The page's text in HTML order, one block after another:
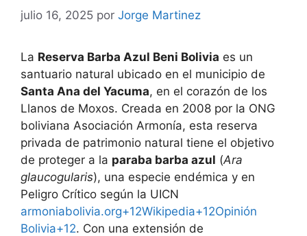
julio 16, 2025 por Jorge Martinez
La Reserva Barba Azul Beni Bolivia es un
santuario natural ubicado en el municipio de
Santa Ana del Yacuma, en el corazón de los
Llanos de Moxos. Creada en 2008 por la ONG
boliviana Asociación Armonía, esta reserva
privada de patrimonio natural tiene el objetivo
de proteger a la paraba barba azul (Ara
glaucogularis), una especie endémica y en
Peligro Crítico según la UICN
armoniabolivia.org+12Wikipedia+12Opinión
Bolivia+12. Con una extensión de